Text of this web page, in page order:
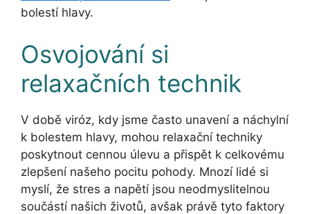
bolestí hlavy.
Osvojování si
relaxačních technik
V době viróz, kdy jsme často unavení a náchylní
k bolestem hlavy, mohou relaxační techniky
poskytnout cennou úlevu a přispět k celkovému
zlepšení našeho pocitu pohody. Mnozí lidé si
myslí, že stres a napětí jsou neodmyslitelnou
součástí našich životů, avšak právě tyto faktory